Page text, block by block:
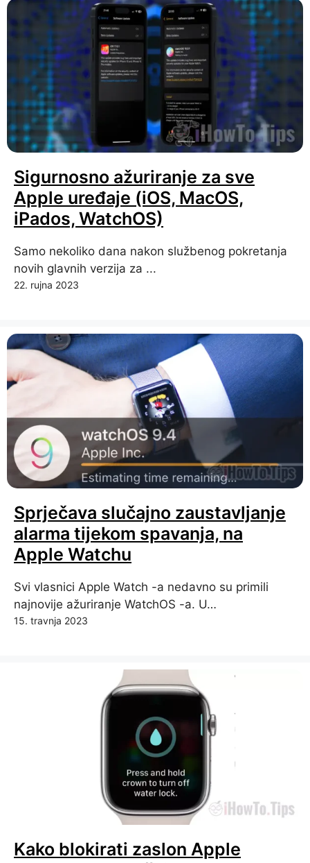
Sigurnosno ažuriranje za sve
Apple uređaje (iOS, MacOS,
iPados, WatchOS)
Samo nekoliko dana nakon službenog pokretanja
novih glavnih verzija za ...
22. rujna 2023
Sprječava slučajno zaustavljanje
alarma tijekom spavanja, na
Apple Watchu
Svi vlasnici Apple Watch -a nedavno su primili
najnovije ažuriranje WatchOS -a. U…
15. travnja 2023
Kako blokirati zaslon Apple